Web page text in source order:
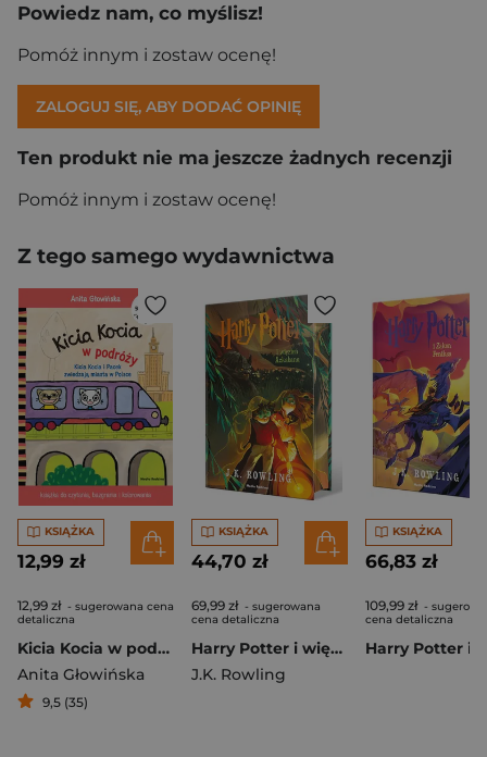
Powiedz nam, co myślisz!
Pomóż innym i zostaw ocenę!
ZALOGUJ SIĘ, ABY DODAĆ OPINIĘ
Ten produkt nie ma jeszcze żadnych recenzji
Pomóż innym i zostaw ocenę!
Z tego samego wydawnictwa
KSIĄŻKA
12,99 zł
12,99 zł - sugerowana cena
detaliczna
Kicia Kocia w podróży. Kolorowanka
Anita Głowińska
9,5 (35)
KSIĄŻKA
44,70 zł
69,99 zł - sugerowana
cena detaliczna
Harry Potter i więzień Azkabanu (ilustrowane brzegi)
J.K. Rowling
KSIĄŻKA
66,83 zł
109,99 zł -
cena detaliczna